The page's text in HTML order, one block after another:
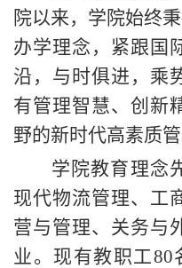
院以来，学院始终
办学理念，紧跟国
沿，与时俱进，乘
有管理智慧、创新
野的新时代高素质管
学院教育理念
现代物流管理、工
营与管理、关务与
业。现有教职工80